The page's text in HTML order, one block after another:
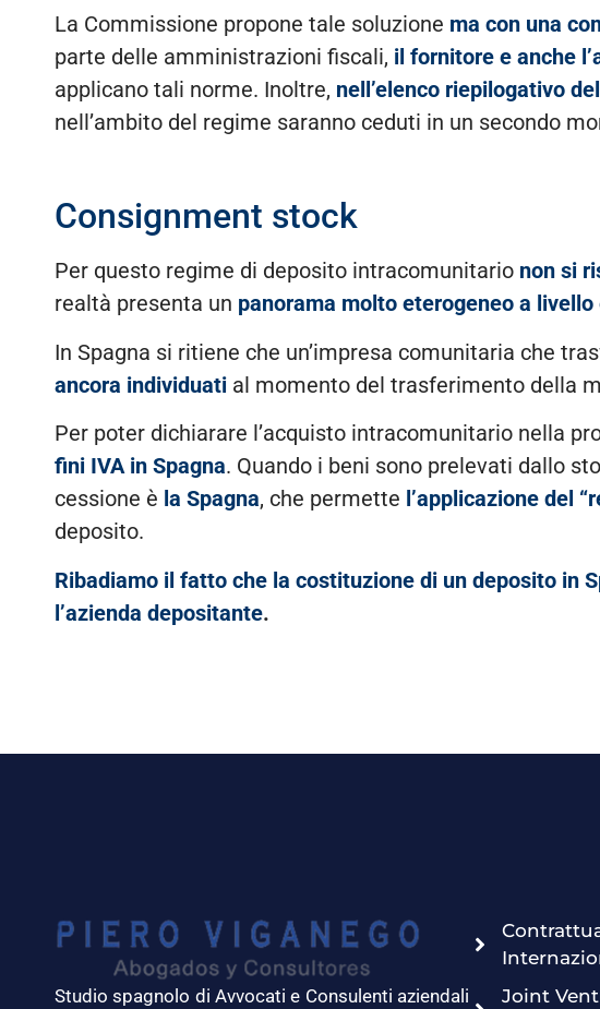
La Commissione propone tale soluzione ma con una
parte delle amministrazioni fiscali, il fornitore e anche
applicano tali norme. Inoltre, nell’elenco riepilogativo
nell’ambito del regime saranno ceduti in un secondo
Consignment stock
Per questo regime di deposito intracomunitario non si
realtà presenta un panorama molto eterogeneo a livello
In Spagna si ritiene che un’impresa comunitaria che
ancora individuati al momento del trasferimento della
Per poter dichiarare l’acquisto intracomunitario nella
fini IVA in Spagna. Quando i beni sono prelevati dallo
cessione è la Spagna, che permette l’applicazione del
deposito.
Ribadiamo il fatto che la costituzione di un deposito in
l’azienda depositante.
Studio spagnolo di Avvocati e Consulenti aziendali
Joint